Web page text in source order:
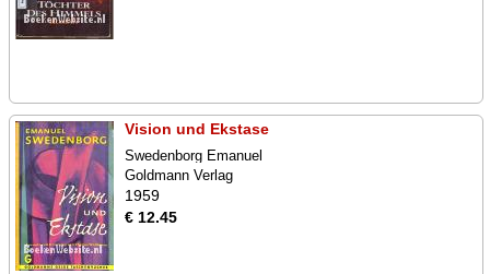
Vision und Ekstase
Swedenborg Emanuel
Goldmann Verlag
1959
€ 12.45